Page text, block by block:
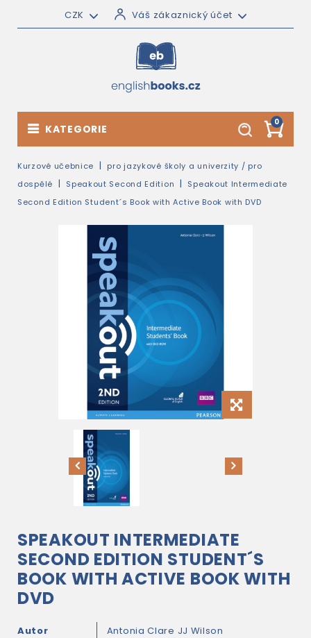
CZK Váš zákaznický účet
0
KATEGORIE
Kurzové učebnice
pro jazykové školy a univerzity / pro
dospělé
Speakout Second Edition
Speakout Intermediate
Second Edition Student´s Book with Active Book with DVD
SPEAKOUT INTERMEDIATE
SECOND EDITION STUDENT´S
BOOK WITH ACTIVE BOOK WITH
DVD
Autor Antonia Clare JJ Wilson